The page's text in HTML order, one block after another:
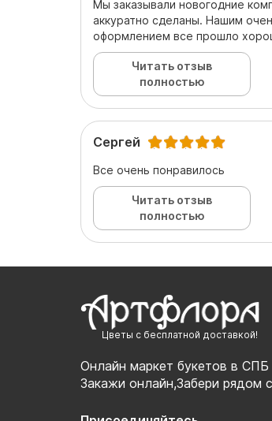
Мы заказывали новогодние
аккуратно сделаны. Нашим
оформлением все прошло
Читать отзыв
полностью
Сергей
Все очень понравилось
Читать отзыв
полностью
Цветы с бесплатной доставкой!
Онлайн маркет букетов в СПБ
Закажи онлайн,Забери рядом